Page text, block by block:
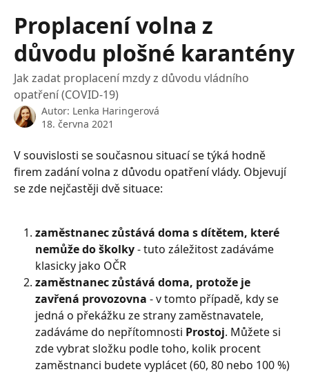
Proplacení volna z
důvodu plošné karantény
Jak zadat proplacení mzdy z důvodu vládního
opatření (COVID-19)
Autor: Lenka Haringerová
18. června 2021
V souvislosti se současnou situací se týká hodně
firem zadání volna z důvodu opatření vlády. Objevují
se zde nejčastěji dvě situace:
zaměstnanec zůstává doma s dítětem, které
nemůže do školky - tuto záležitost zadáváme
klasicky jako OČR
zaměstnanec zůstává doma, protože je
zavřená provozovna - v tomto případě, kdy se
jedná o překážku ze strany zaměstnavatele,
zadáváme do nepřítomnosti Prostoj. Můžete si
zde vybrat složku podle toho, kolik procent
zaměstnanci budete vyplácet (60, 80 nebo 100 %)